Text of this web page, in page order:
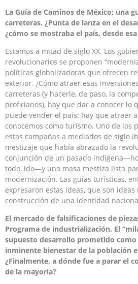
La Guía de Caminos de México; una
carreteras. ¿Punta de lanza en el
¿cómo se mostraba el país, desde
Estamos a mitad de siglo XX. Los
revolucionarios se proponen
políticas globalizadoras que ofrecen
exterior. ¿Cómo atraer esas
carreteras (y hacerle, de paso, la
profirianos), hay que dar a conocer lo
puede vender el país; hay que atraer
conocemos como turismo. Uno de los
estas campañas a mediados de siglo
mestizaje que había abrazado la
conjunción de un pasado
todo, ido—y una masa mestiza lista
modernización. Las guías turísticas,
expresaron estas ideas, que son ideas
construcción de una identidad
El mercado de falsificaciones de
Programa de industrialización. El
supuesto desarrollo prometido como
inminente bienestar de la población
¿Finalmente, a dónde fue a parar el
de la mayoría?